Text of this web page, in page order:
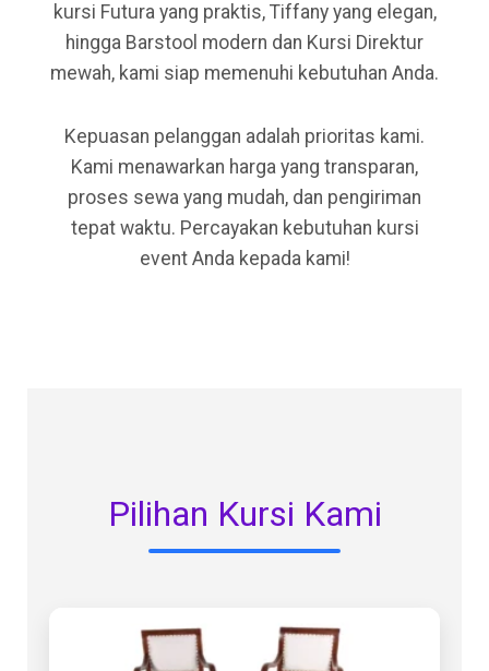
kursi Futura yang praktis, Tiffany yang elegan,
hingga Barstool modern dan Kursi Direktur
mewah, kami siap memenuhi kebutuhan Anda.
Kepuasan pelanggan adalah prioritas kami.
Kami menawarkan harga yang transparan,
proses sewa yang mudah, dan pengiriman
tepat waktu. Percayakan kebutuhan kursi
event Anda kepada kami!
Pilihan Kursi Kami